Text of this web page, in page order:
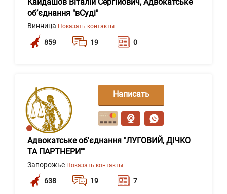
об’єднання "вСуді"
Винница Показать контакты
859 19 0
Адвокатське об'єднання "ЛУГОВИЙ, ДІЧКО
ТА ПАРТНЕРИ""
Запорожье Показать контакты
638 19 7
Написать
сообщение